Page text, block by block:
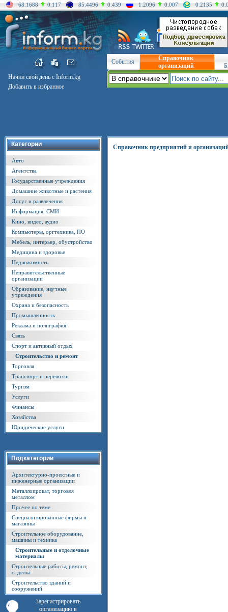
68.1688 0.117 85.4496 0.439 1.2096 0.007 0.2135
Начни свой день с Inform.kg
Добавить в избранное
События
Справочник
организаций
Категории
Авто
Агентства
Государственные учреждения
Домашние животные и растения
Досуг и развлечения
Информация, СМИ
Кино, видео, аудио
Компьютеры, оргтехника, ПО
Мебель, интерьер, обустройство
Медицина и здоровье
Недвижимость
Неправительственные
организации
Образование, научные
учреждения
Охрана и безопасность
Промышленность
Реклама и полиграфия
Связь
Спорт и активный отдых
Строительство и ремонт
Торговля
Транспорт и перевозки
Туризм
Услуги
Финансы
Хозяйства
Юридические услуги
Подкатегории
Архитектурно-проектные и
инженерные организации
Металлопрокат, торговля
металлом
Прочее по теме
Специализированные фирмы и
магазины
Строительное оборудование,
машины и техника
Строительные и отделочные
материалы
Строительные работы, ремонт,
отделка
Строительство зданий и
сооружений
Зарегистрировать
организацию в
Справочник предприятий и